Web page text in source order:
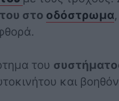
στο οδόστρωμα
του
και